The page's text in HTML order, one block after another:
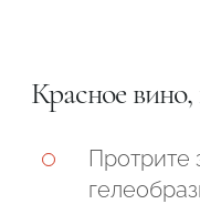
Красное вино,
Протрите